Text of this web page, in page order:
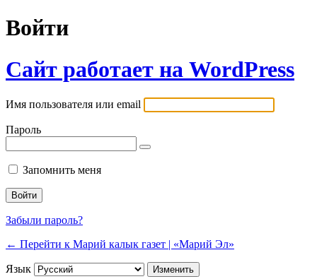
Войти
Сайт работает на WordPress
Имя пользователя или email
Пароль
Запомнить меня
Забыли пароль?
← Перейти к Марий калык газет | «Марий Эл»
Язык